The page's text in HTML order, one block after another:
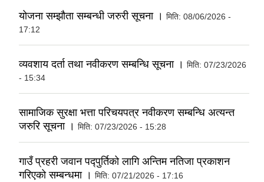
योजना सम्झौता सम्बन्धी जरुरी सूचना । मिति: 08/06/2026 -
17:12
व्यवशाय दर्ता तथा नवीकरण सम्बन्धि सूचना । मिति: 07/23/2026
- 15:34
सामाजिक सुरक्षा भत्ता परिचयपत्र नवीकरण सम्बन्धि अत्यन्त
जरुरि सूचना । मिति: 07/23/2026 - 15:28
गाउँ प्रहरी जवान पद्पुर्तिको लागि अन्तिम नतिजा प्रकाशन
गरिएको सम्बन्धमा । मिति: 07/21/2026 - 17:16